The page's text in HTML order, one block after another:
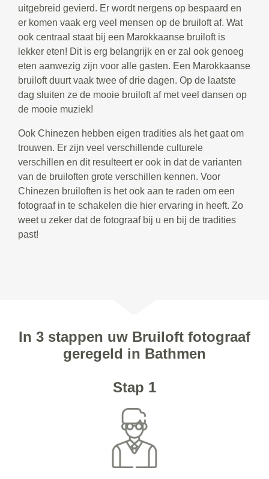
uitgebreid gevierd. Er wordt nergens op bespaard en
er komen vaak erg veel mensen op de bruiloft af. Wat
ook centraal staat bij een Marokkaanse bruiloft is
lekker eten! Dit is erg belangrijk en er zal ook genoeg
eten aanwezig zijn voor alle gasten. Een Marokkaanse
bruiloft duurt vaak twee of drie dagen. Op de laatste
dag sluiten ze de mooie bruiloft af met veel dansen op
de mooie muziek!
Ook Chinezen hebben eigen tradities als het gaat om
trouwen. Er zijn veel verschillende culturele
verschillen en dit resulteert er ook in dat de varianten
van de bruiloften grote verschillen kennen. Voor
Chinezen bruiloften is het ook aan te raden om een
fotograaf in te schakelen die hier ervaring in heeft. Zo
weet u zeker dat de fotograaf bij u en bij de tradities
past!
In 3 stappen uw Bruiloft fotograaf
geregeld in Bathmen
Stap 1